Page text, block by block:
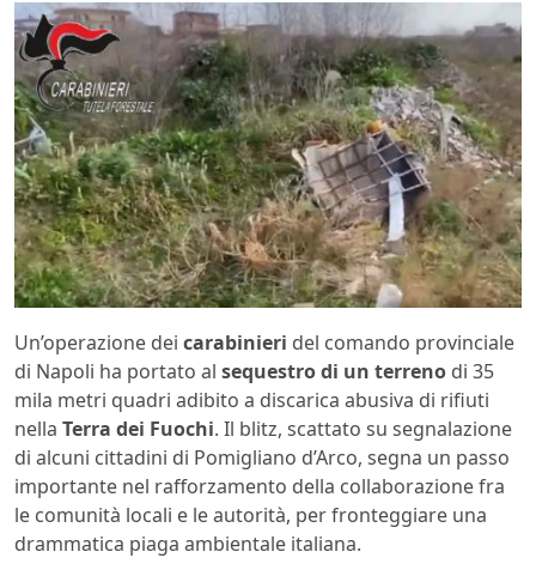
Un’operazione dei carabinieri del comando provinciale
di Napoli ha portato al sequestro di un terreno di 35
mila metri quadri adibito a discarica abusiva di rifiuti
nella Terra dei Fuochi. Il blitz, scattato su segnalazione
di alcuni cittadini di Pomigliano d’Arco, segna un passo
importante nel rafforzamento della collaborazione fra
le comunità locali e le autorità, per fronteggiare una
drammatica piaga ambientale italiana.